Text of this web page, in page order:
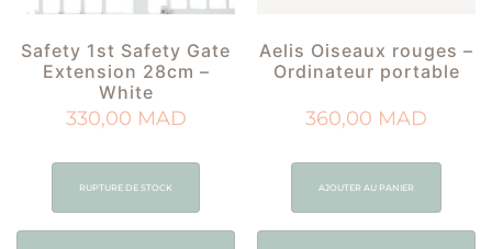
Safety 1st Safety Gate
Extension 28cm –
White
330,00 MAD
RUPTURE DE STOCK
Aelis Oiseaux rouges –
Ordinateur portable
360,00 MAD
AJOUTER AU PANIER